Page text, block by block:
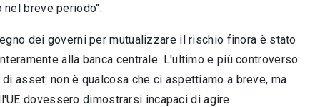
breve periodo".
dei governi per mutualizzare il rischio finora è stato
alla banca centrale. L'ultimo e più controverso
asset: non è qualcosa che ci aspettiamo a breve, ma
dovessero dimostrarsi incapaci di agire.